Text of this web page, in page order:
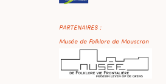
PARTENAIRES :
Musée de Folklore de Mouscron